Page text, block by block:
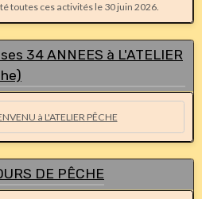
toutes ces activités le 30 juin 2026.
34 ANNEES à L'ATELIER
à L'ATELIER PÊCHE
DE PÊCHE